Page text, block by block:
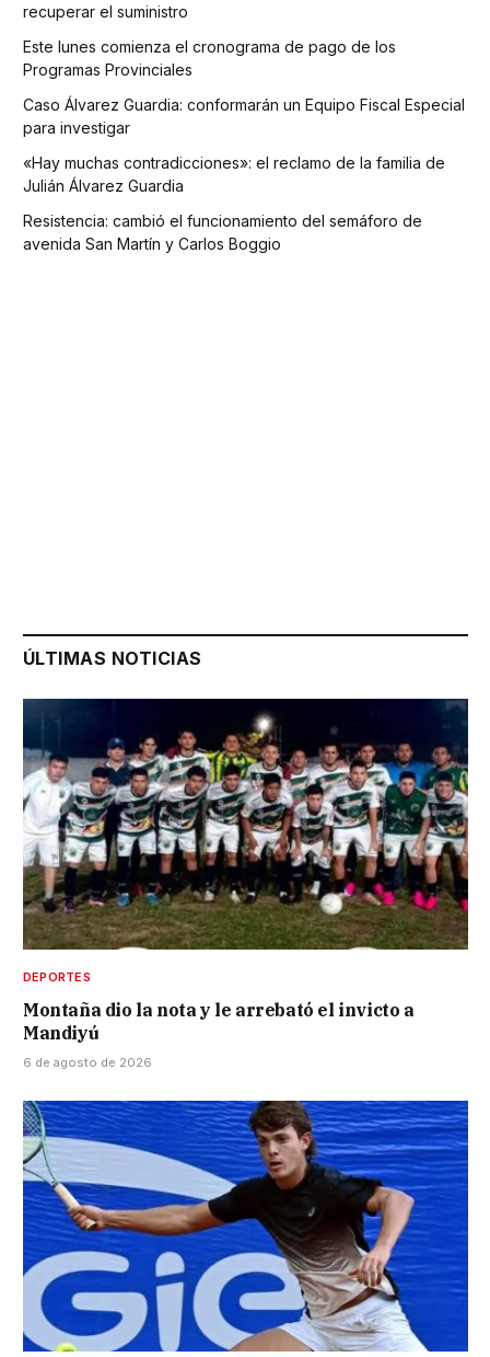
recuperar el suministro
Este lunes comienza el cronograma de pago de los
Programas Provinciales
Caso Álvarez Guardia: conformarán un Equipo Fiscal Especial
para investigar
«Hay muchas contradicciones»: el reclamo de la familia de
Julián Álvarez Guardia
Resistencia: cambió el funcionamiento del semáforo de
avenida San Martín y Carlos Boggio
ÚLTIMAS NOTICIAS
DEPORTES
Montaña dio la nota y le arrebató el invicto a
Mandiyú
6 de agosto de 2026